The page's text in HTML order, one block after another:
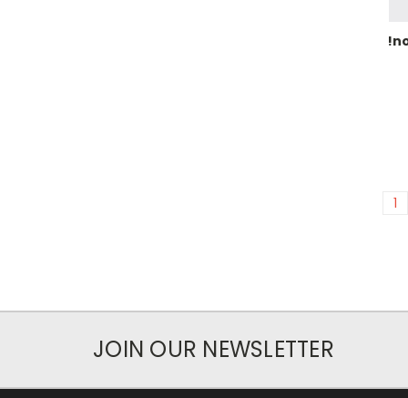
1
JOIN OUR NEWSLETTER